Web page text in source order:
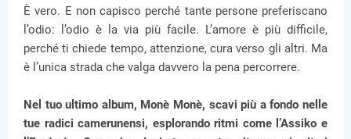
È vero. E non capisco perché tante persone preferiscano
l’odio: l’odio è la via più facile. L’amore è più difficile,
perché ti chiede tempo, attenzione, cura verso gli altri. Ma
è l’unica strada che valga davvero la pena percorrere.
Nel tuo ultimo album, Monè Monè, scavi più a fondo nelle
tue radici camerunensi, esplorando ritmi come l’Assiko e